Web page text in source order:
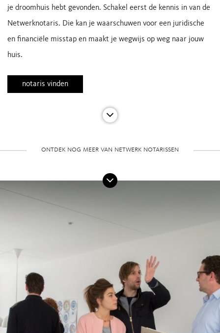
je droomhuis hebt gevonden. Schakel eerst de kennis in van de
Netwerknotaris. Die kan je waarschuwen voor een juridische
en financiële misstap en maakt je wegwijs op weg naar jouw
huis.
notaris vinden
ontdek nog meer van netwerk notarissen